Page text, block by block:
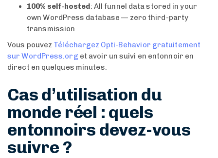
100% self-hosted: All funnel data stored in your
own WordPress database — zero third-party
transmission
Vous pouvez Téléchargez Opti-Behavior gratuitement
sur WordPress.org et avoir un suivi en entonnoir en
direct en quelques minutes.
Cas d’utilisation du
monde réel : quels
entonnoirs devez-vous
suivre ?